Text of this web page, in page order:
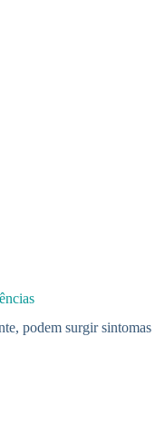
podem surgir sintomas